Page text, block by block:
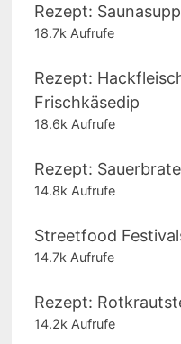
Rezept:
18.7k Aufrufe
Rezept:
Frischkäsedip
18.6k Aufrufe
Rezept:
14.8k Aufrufe
Streetfood
14.7k Aufrufe
Rezept:
14.2k Aufrufe